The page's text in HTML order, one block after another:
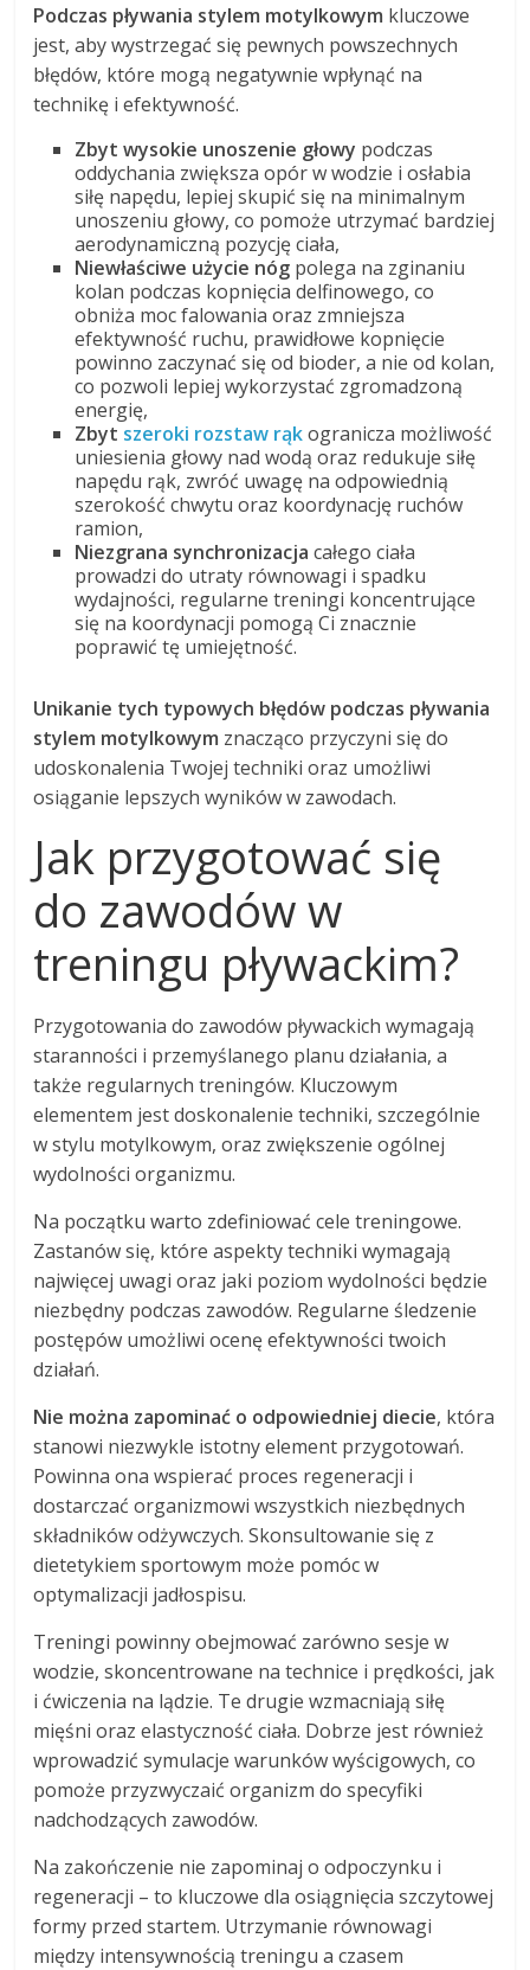
Podczas pływania stylem motylkowym kluczowe
jest, aby wystrzegać się pewnych powszechnych
błędów, które mogą negatywnie wpłynąć na
technikę i efektywność.
Zbyt wysokie unoszenie głowy podczas
oddychania zwiększa opór w wodzie i osłabia
siłę napędu, lepiej skupić się na minimalnym
unoszeniu głowy, co pomoże utrzymać bardziej
aerodynamiczną pozycję ciała,
Niewłaściwe użycie nóg polega na zginaniu
kolan podczas kopnięcia delfinowego, co
obniża moc falowania oraz zmniejsza
efektywność ruchu, prawidłowe kopnięcie
powinno zaczynać się od bioder, a nie od kolan,
co pozwoli lepiej wykorzystać zgromadzoną
energię,
Zbyt szeroki rozstaw rąkogranicza możliwość
uniesienia głowy nad wodą oraz redukuje siłę
napędu rąk, zwróć uwagę na odpowiednią
szerokość chwytu oraz koordynację ruchów
ramion,
Niezgrana synchronizacja całego ciała
prowadzi do utraty równowagi i spadku
wydajności, regularne treningi koncentrujące
się na koordynacji pomogą Ci znacznie
poprawić tę umiejętność.
Unikanie tych typowych błędów podczas pływania
stylem motylkowym znacząco przyczyni się do
udoskonalenia Twojej techniki oraz umożliwi
osiąganie lepszych wyników w zawodach.
Jak przygotować się
do zawodów w
treningu pływackim?
Przygotowania do zawodów pływackich wymagają
staranności i przemyślanego planu działania, a
także regularnych treningów. Kluczowym
elementem jest doskonalenie techniki, szczególnie
w stylu motylkowym, oraz zwiększenie ogólnej
wydolności organizmu.
Na początku warto zdefiniować cele treningowe.
Zastanów się, które aspekty techniki wymagają
najwięcej uwagi oraz jaki poziom wydolności będzie
niezbędny podczas zawodów. Regularne śledzenie
postępów umożliwi ocenę efektywności twoich
działań.
Nie można zapominać o odpowiedniej diecie, która
stanowi niezwykle istotny element przygotowań.
Powinna ona wspierać proces regeneracji i
dostarczać organizmowi wszystkich niezbędnych
składników odżywczych. Skonsultowanie się z
dietetykiem sportowym może pomóc w
optymalizacji jadłospisu.
Treningi powinny obejmować zarówno sesje w
wodzie, skoncentrowane na technice i prędkości, jak
i ćwiczenia na lądzie. Te drugie wzmacniają siłę
mięśni oraz elastyczność ciała. Dobrze jest również
wprowadzić symulacje warunków wyścigowych, co
pomoże przyzwyczaić organizm do specyfiki
nadchodzących zawodów.
Na zakończenie nie zapominaj o odpoczynku i
regeneracji – to kluczowe dla osiągnięcia szczytowej
formy przed startem. Utrzymanie równowagi
między intensywnością treningu a czasem